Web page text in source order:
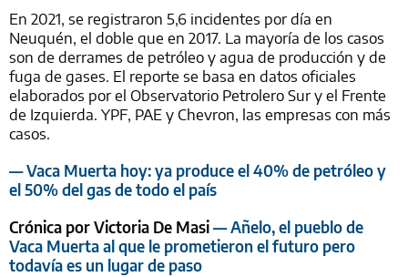
En 2021, se registraron 5,6 incidentes por día en
Neuquén, el doble que en 2017. La mayoría de los casos
son de derrames de petróleo y agua de producción y de
fuga de gases. El reporte se basa en datos oficiales
elaborados por el Observatorio Petrolero Sur y el Frente
de Izquierda. YPF, PAE y Chevron, las empresas con más
casos.
— Vaca Muerta hoy: ya produce el 40% de petróleo y
el 50% del gas de todo el país
Crónica por Victoria De Masi— Añelo, el pueblo de
Vaca Muerta al que le prometieron el futuro pero
todavía es un lugar de paso